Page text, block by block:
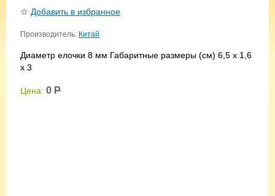
☆ Добавить в избранное
Производитель: Китай
Диаметр елочки 8 мм Габаритные размеры (см) 6,5 х 1,6
х 3
Цена: 0 Р